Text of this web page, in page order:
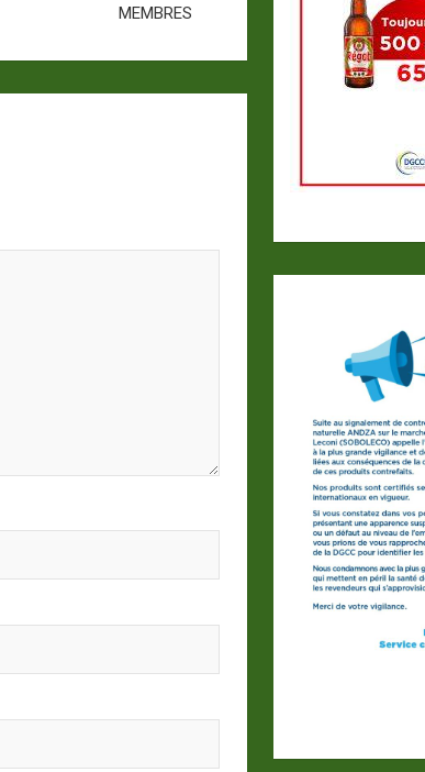
MEMBRES